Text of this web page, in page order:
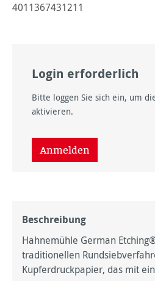
4011367431211
Login erforderlich
Bitte loggen Sie sich ein, um
aktivieren.
Anmelden
Beschreibung
Hahnemühle German
traditionellen
Kupferdruckpapier, das mit